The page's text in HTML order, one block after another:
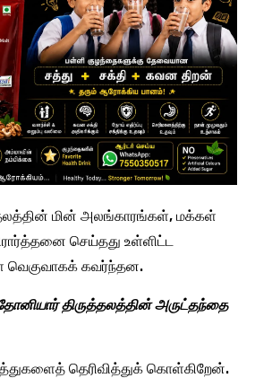
மின் அலங்காரங்கள், மக்கள்
செய்தது உள்ளிட்ட
வெகுவாகக் கவர்ந்தன.
திருத்தலத்தின் அருட்தந்தை
தெரிவித்துக் கொள்கிறேன்.